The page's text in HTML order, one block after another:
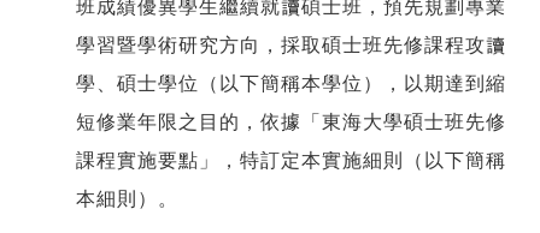
班成績優異學生繼續就讀碩士班，預先規劃專業
學習暨學術研究方向，採取碩士班先修課程攻讀
學、碩士學位（以下簡稱本學位），以期達到縮
短修業年限之目的，依據「東海大學碩士班先修
課程實施要點」，特訂定本實施細則（以下簡稱
本細則）。